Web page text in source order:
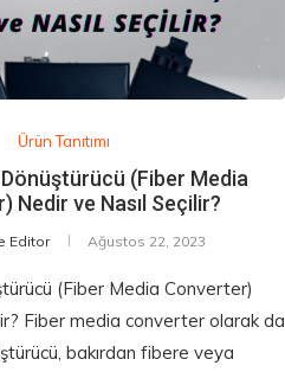
Ürün Tanıtımı
(Fiber Media
Nedir ve Nasıl Seçilir?
Editor Ağustos 22, 2023
(Fiber Media Converter)
Fiber media converter olarak da
bakırdan fibere veya